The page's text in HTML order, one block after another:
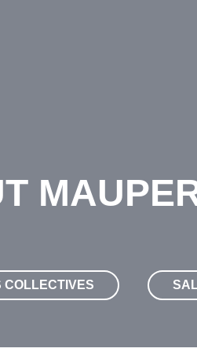
COLLECTIVES